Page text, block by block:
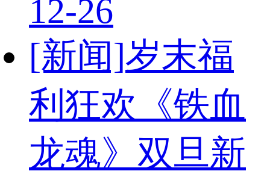
12-26
[新闻]岁末福
利狂欢《铁血
龙魂》双旦新